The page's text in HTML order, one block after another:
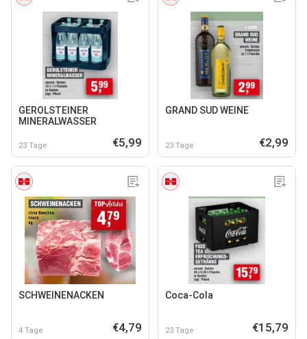
GEROLSTEINER
MINERALWASSER
23 Tage €5,99
GRAND SUD WEINE
23 Tage €2,99
SCHWEINENACKEN
4 Tage €4,79
Coca-Cola
23 Tage €15,79